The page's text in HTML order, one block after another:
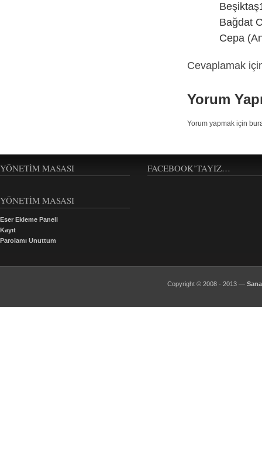
Bağdat
Cepa
Cevaplamak
Yorum
Yorum yapmak için
YÖNETIM MASASI
YÖNETİM MASASI
Eser Ekleme Paneli
Kayıt
Parolamı Unuttum
FACEBOOK’TAYIZ…
Copyright © 2008 - 2013 —